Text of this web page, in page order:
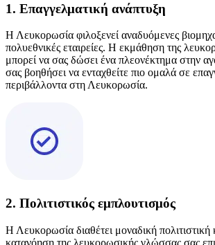
1. Επαγγελματική ανάπτυξη
Η Λευκορωσία φιλοξενεί αναδυόμενες
πολυεθνικές εταιρείες. Η εκμάθηση της
μπορεί να σας δώσει ένα πλεονέκτημα στην
σας βοηθήσει να ενταχθείτε πιο ομαλά σε
περιβάλλοντα στη Λευκορωσία.
2. Πολιτιστικός εμπλουτισμός
Η Λευκορωσία διαθέτει μοναδική
κατανόηση της λευκορωσικής γλώσσας σας